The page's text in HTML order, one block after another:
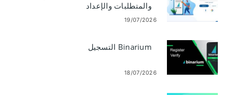
والمتطلبات والإعداد
19/07/2026
Binarium التسجيل
18/07/2026